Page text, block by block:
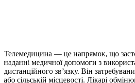
Телемедицина — це напрямок, що
наданні медичної допомоги з
дистанційного зв’язку. Він
або сільській місцевості. Лікарі